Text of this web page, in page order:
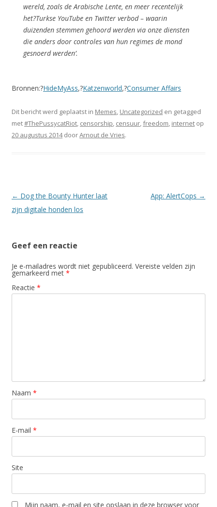
wereld, zoals de Arabische Lente, en meer recentelijk
het?Turkse YouTube en Twitter verbod – waarin
duizenden stemmen gehoord werden via onze diensten
die anders door controles van hun regimes de mond
gesnoerd werden’.
Bronnen:?HideMyAss,?Katzenworld,?Consumer Affairs
Dit bericht werd geplaatst in Memes, Uncategorized en getagged
met#ThePussycatRiot, censorship, censuur,freedom, internet op
20 augustus 2014doorArnout de Vries.
Berichtnavigatie
← Dog the Bounty Hunter laat
zijn digitale honden los
App: AlertCops →
Geef een reactie
Je e-mailadres wordt niet gepubliceerd. Vereiste velden zijn
gemarkeerd met *
Reactie *
Naam *
E-mail *
Site
Mijn naam, e-mail en site opslaan in deze browser voor